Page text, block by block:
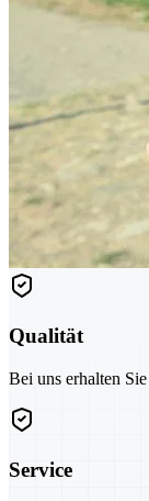
Qualität
Bei uns erhalten
Service